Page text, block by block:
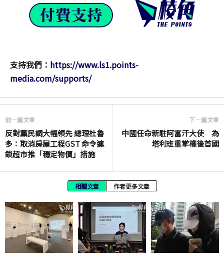
支持我們： https://www.ls1.points-
media.com/supports/
前一篇文章
反對黨民調大幅領先 總理杜魯
多：取消房屋工程GST 命令連
鎖超市推「穩定物價」措施
下一篇文章
中國任命新駐阿富汗大使 為
塔利班重掌權後首國
相關文章 作者更多文章